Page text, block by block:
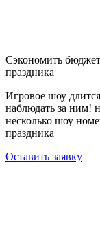
Cэкономить бюджет
праздника
Игровое шоу
наблюдать за ним!
несколько шоу
праздника
Оставить заявку